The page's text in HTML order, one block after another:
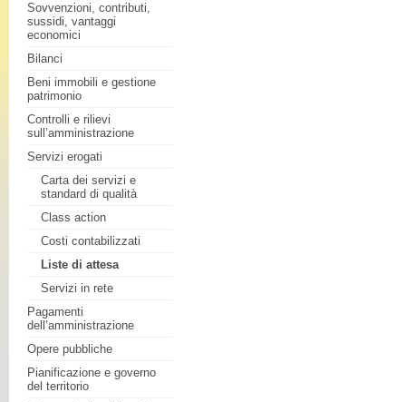
Sovvenzioni, contributi,
sussidi, vantaggi
economici
Bilanci
Beni immobili e gestione
patrimonio
Controlli e rilievi
sull’amministrazione
Servizi erogati
Carta dei servizi e
standard di qualità
Class action
Costi contabilizzati
Liste di attesa
Servizi in rete
Pagamenti
dell’amministrazione
Opere pubbliche
Pianificazione e governo
del territorio